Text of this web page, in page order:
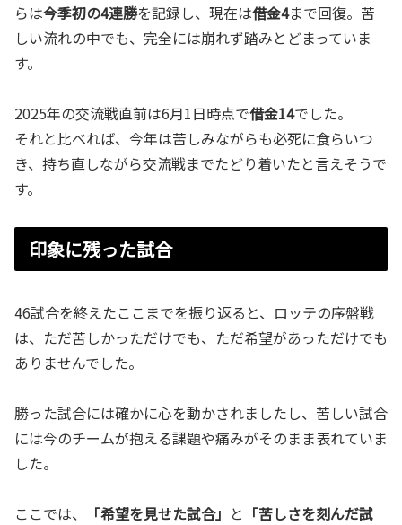
らは今季初の4連勝を記録し、現在は借金4まで回復。苦
しい流れの中でも、完全には崩れず踏みとどまっていま
す。
2025年の交流戦直前は6月1日時点で借金14でした。
それと比べれば、今年は苦しみながらも必死に食らいつ
き、持ち直しながら交流戦までたどり着いたと言えそうで
す。
印象に残った試合
46試合を終えたここまでを振り返ると、ロッテの序盤戦
は、ただ苦しかっただけでも、ただ希望があっただけでも
ありませんでした。
勝った試合には確かに心を動かされましたし、苦しい試合
には今のチームが抱える課題や痛みがそのまま表れていま
した。
ここでは、 「希望を見せた試合」 と 「苦しさを刻んだ試